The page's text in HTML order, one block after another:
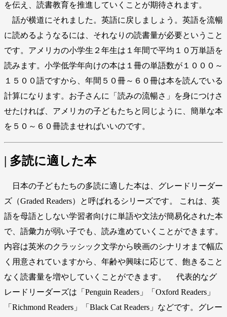
を伝え、読書教育を推進していくことが期待されます。
話が横道にそれました。英語に戻しましょう。英語を流暢
に読めるようなるには、それなりの読書量が必要ということ
です。アメリカの小学生２年生は１年間で平均１０万単語を
読みます。小学低学年向けの本は１冊の単語数が１０００～
１５００語ですから、年間５０冊～６０冊は本を読んでいる
計算になります。お子さんに「読みの流暢さ」を身につけさ
せたければ、アメリカの子どもたちと同じように、簡単な本
を５０～６０冊読ませればいいのです。
| 多読に適した本
日本の子どもたちの多読に適した本は、グレードリーダー
ズ（Graded Readers）と呼ばれるシリーズです。 これは、英
語を母語としない学習者向けに単語や文法が簡易化された本
で、語彙力が弱い子でも、読み進めていくことができます。
内容は英米のクラッシック文学から映画のシナリオまで幅広
く用意されていますから、年齢や興味に応じて、飽きること
なく読書量を増やしていくことができます。 代表的なグ
レードリーダーズは「Penguin Readers」「Oxford Readers」
「Richmond Readers」「Black Cat Readers」などです。グレー